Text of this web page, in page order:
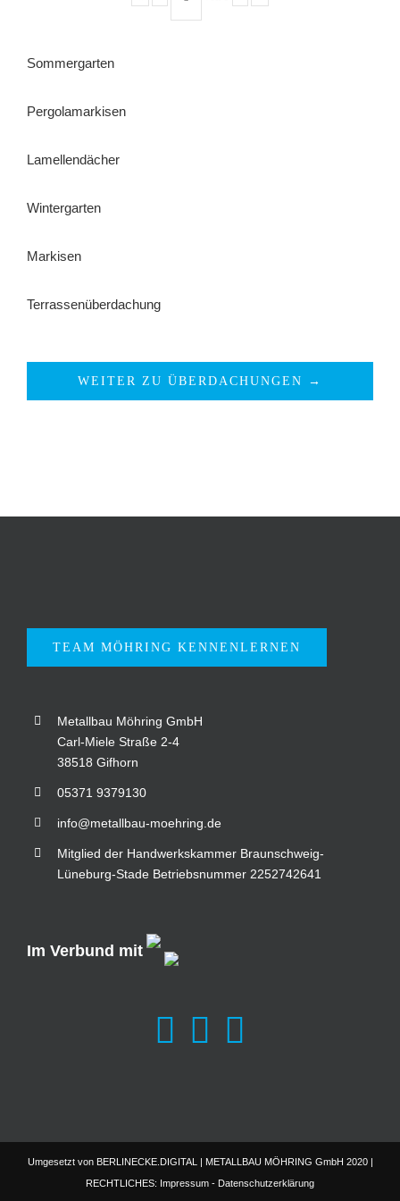
Sommergarten
Pergolamarkisen
Lamellendächer
Wintergarten
Markisen
Terrassenüberdachung
WEITER ZU ÜBERDACHUNGEN →
TEAM MÖHRING KENNENLERNEN
Metallbau Möhring GmbH
Carl-Miele Straße 2-4
38518 Gifhorn
05371 9379130
info@metallbau-moehring.de
Mitglied der Handwerkskammer Braunschweig-
Lüneburg-Stade Betriebsnummer 2252742641
Im Verbund mit
Umgesetzt von BERLINECKE.DIGITAL
| METALLBAU MÖHRING GmbH 2020 |
RECHTLICHES: Impressum - Datenschutzerklärung